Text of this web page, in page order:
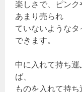
楽しさで、ピン
あまり売られ
ていないような
できます。
中に入れて持ち
ば、
ものを入れて持ち